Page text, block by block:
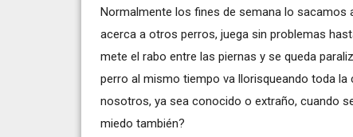
Normalmente los fines de semana lo sacamos
acerca a otros perros, juega sin problemas
mete el rabo entre las piernas y se queda
perro al mismo tiempo va llorisqueando toda la
nosotros, ya sea conocido o extraño, cuando
miedo también?